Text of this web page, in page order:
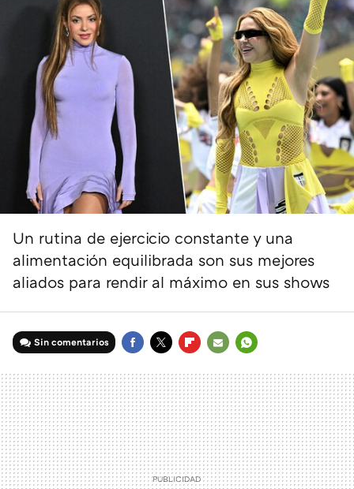
Un rutina de ejercicio constante y una
alimentación equilibrada son sus mejores
aliados para rendir al máximo en sus shows
Sin comentarios
MAIL